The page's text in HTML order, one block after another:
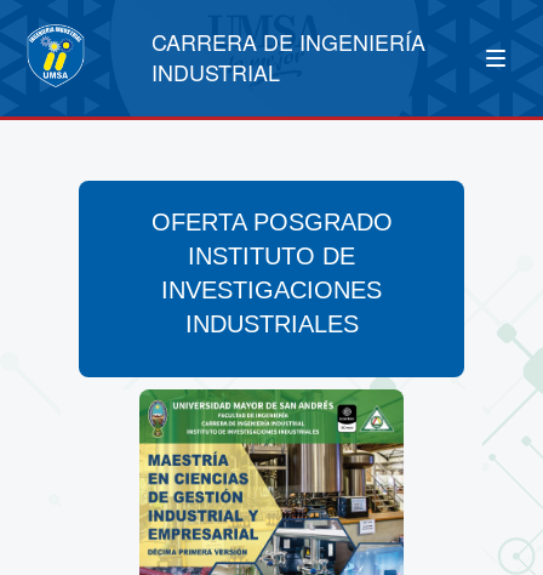
CARRERA DE INGENIERÍA
INDUSTRIAL
OFERTA POSGRADO
INSTITUTO DE
INVESTIGACIONES
INDUSTRIALES